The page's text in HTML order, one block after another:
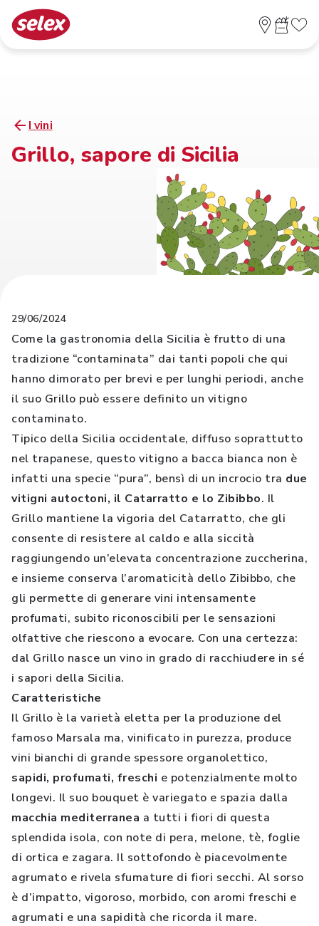
I vini
Grillo, sapore di Sicilia
29/06/2024
Come la gastronomia della Sicilia è frutto di una
tradizione “contaminata” dai tanti popoli che qui
hanno dimorato per brevi e per lunghi periodi, anche
il suo Grillo può essere definito un vitigno
contaminato.
Tipico della Sicilia occidentale, diffuso soprattutto
nel trapanese, questo vitigno a bacca bianca non è
infatti una specie “pura”, bensì di un incrocio tra due
vitigni autoctoni, il Catarratto e lo Zibibbo. Il
Grillo mantiene la vigoria del Catarratto, che gli
consente di resistere al caldo e alla siccità
raggiungendo un’elevata concentrazione zuccherina,
e insieme conserva l’aromaticità dello Zibibbo, che
gli permette di generare vini intensamente
profumati, subito riconoscibili per le sensazioni
olfattive che riescono a evocare. Con una certezza:
dal Grillo nasce un vino in grado di racchiudere in sé
i sapori della Sicilia.
Caratteristiche
Il Grillo è la varietà eletta per la produzione del
famoso Marsala ma, vinificato in purezza, produce
vini bianchi di grande spessore organolettico,
sapidi, profumati, freschi e potenzialmente molto
longevi. Il suo bouquet è variegato e spazia dalla
macchia mediterranea a tutti i fiori di questa
splendida isola, con note di pera, melone, tè, foglie
di ortica e zagara. Il sottofondo è piacevolmente
agrumato e rivela sfumature di fiori secchi. Al sorso
è d’impatto, vigoroso, morbido, con aromi freschi e
agrumati e una sapidità che ricorda il mare.